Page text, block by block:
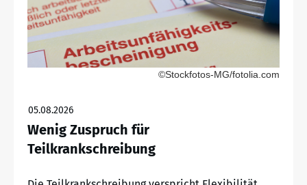
©Stockfotos-MG/fotolia.com
05.08.2026
Wenig Zuspruch für
Teilkrankschreibung